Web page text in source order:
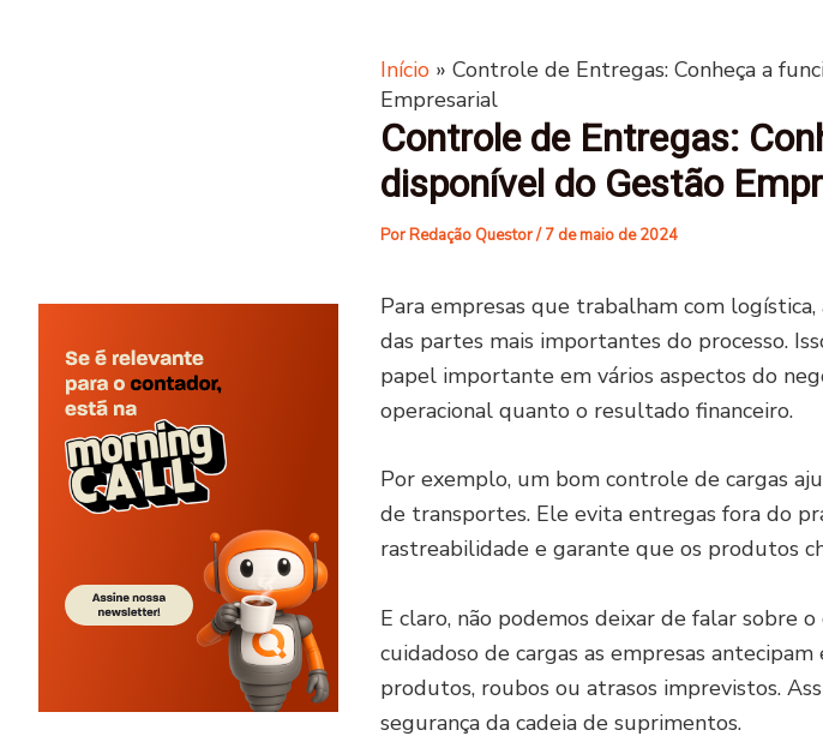
Início » Controle de Entregas: Conheça a
Empresarial
Controle de Entregas:
disponível do Gestão
Por Redação Questor/7 de maio de 2024
Para empresas que trabalham com
das partes mais importantes do processo.
papel importante em vários aspectos do
operacional quanto o resultado financeiro.
Por exemplo, um bom controle de cargas
de transportes. Ele evita entregas fora do
rastreabilidade e garante que os produtos
E claro, não podemos deixar de falar sobre
cuidadoso de cargas as empresas
produtos, roubos ou atrasos imprevistos.
segurança da cadeia de suprimentos.